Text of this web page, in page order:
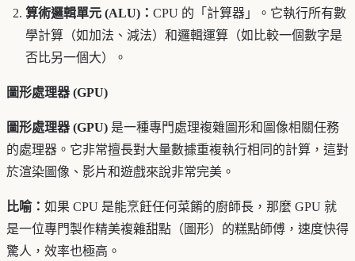
算術邏輯單元 (ALU)： CPU 的「計算器」。它執行所有數
學計算（如加法、減法）和邏輯運算（如比較一個數字是
否比另一個大）。
圖形處理器 (GPU)
圖形處理器 (GPU) 是一種專門處理複雜圖形和圖像相關任務
的處理器。它非常擅長對大量數據重複執行相同的計算，這對
於渲染圖像、影片和遊戲來說非常完美。
比喻： 如果 CPU 是能烹飪任何菜餚的廚師長，那麼 GPU 就
是一位專門製作精美複雜甜點（圖形）的糕點師傅，速度快得
驚人，效率也極高。